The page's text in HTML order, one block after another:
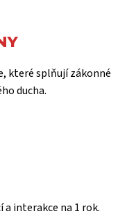
které splňují zákonné
ducha.
interakce na 1 rok.